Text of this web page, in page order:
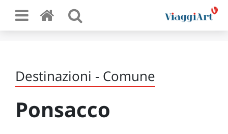
Destinazioni - Comune
Ponsacco